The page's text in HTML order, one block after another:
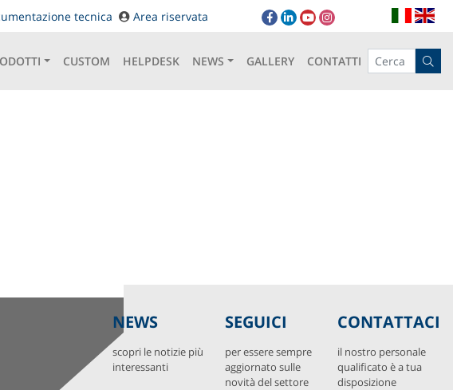
tecnica Area riservata en
CUSTOM HELPDESK NEWS GALLERY CONTATTI
NEWS
scopri le notizie più
interessanti
SEGUICI
per essere sempre
aggiornato sulle
novità del settore
CONTATTACI
il nostro personale
qualificato è a tua
disposizione